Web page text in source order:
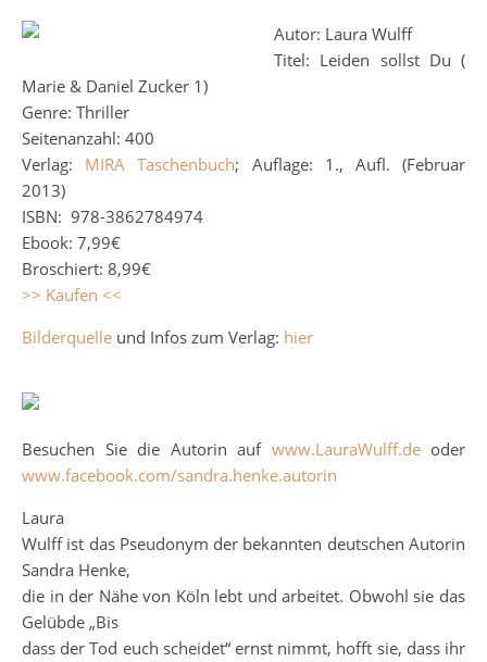
Autor: Laura Wulff
Titel: Leiden sollst Du (
Marie & Daniel Zucker 1)
Genre: Thriller
Seitenanzahl: 400
Verlag: MIRA Taschenbuch; Auflage: 1., Aufl. (Februar
2013)
ISBN: 978-3862784974
Ebook: 7,99€
Broschiert: 8,99€
>> Kaufen <<
Bilderquelle und Infos zum Verlag: hier
Besuchen Sie die Autorin auf www.LauraWulff.deoder
www.facebook.com/sandra.henke.autorin
Laura
Wulff ist das Pseudonym der bekannten deutschen Autorin
Sandra Henke,
die in der Nähe von Köln lebt und arbeitet. Obwohl sie das
Gelübde „Bis
dass der Tod euch scheidet“ ernst nimmt, hofft sie, dass ihr